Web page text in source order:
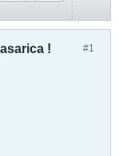
#1
!